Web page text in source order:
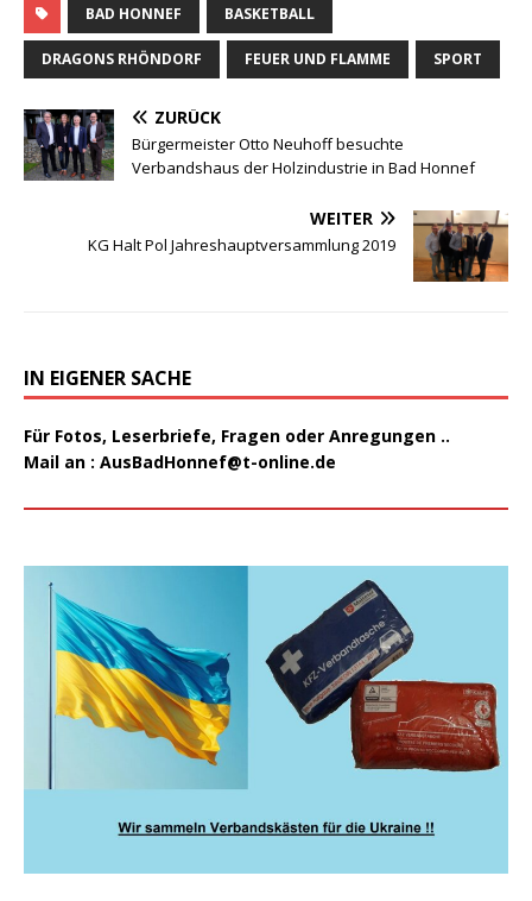
BAD HONNEF BASKETBALL
DRAGONS RHÖNDORF FEUER UND FLAMME SPORT
ZURÜCK
Bürgermeister Otto Neuhoff besuchte
Verbandshaus der Holzindustrie in Bad Honnef
WEITER
KG Halt Pol Jahreshauptversammlung 2019
IN EIGENER SACHE
Für Fotos, Leserbriefe, Fragen oder Anregungen ..
Mail an : AusBadHonnef@t-online.de